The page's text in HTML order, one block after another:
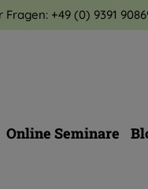
Fragen: +49 (0) 9391
Online Seminare